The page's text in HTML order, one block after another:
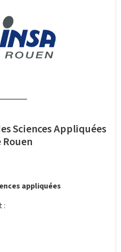
Sciences Appliquées
Rouen
appliquées
: